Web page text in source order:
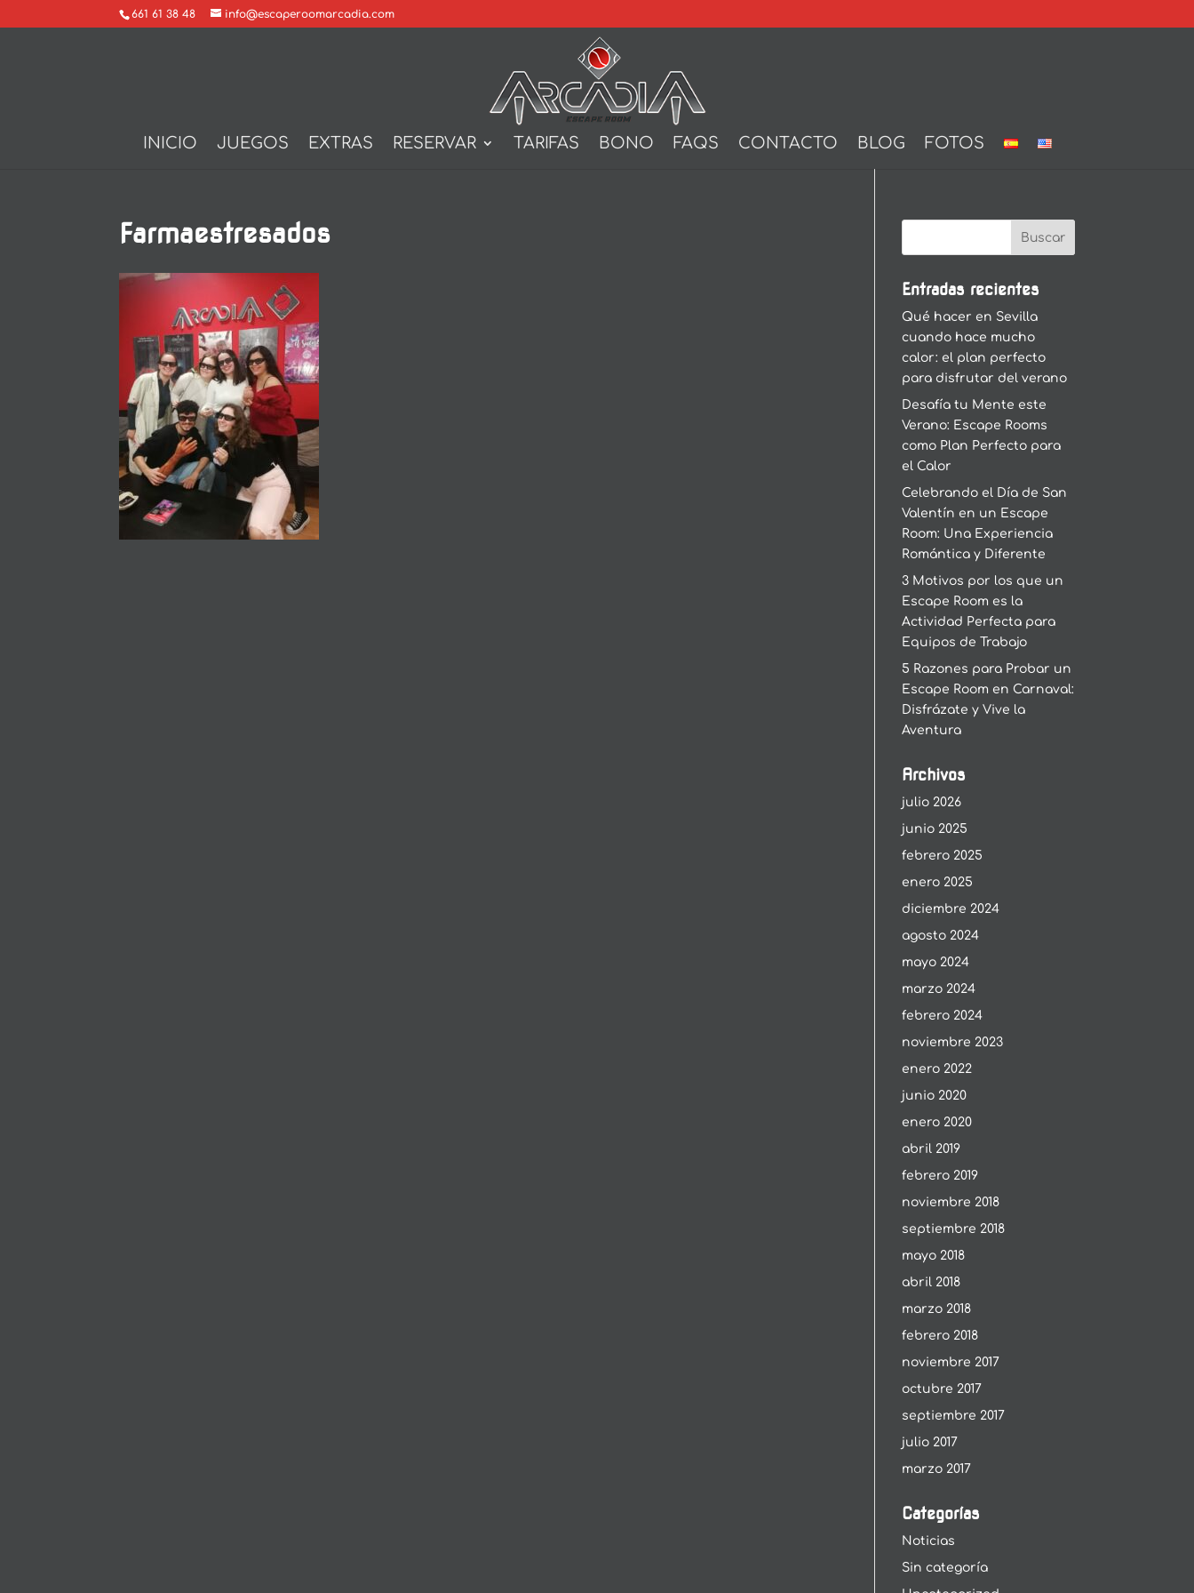
661 61 38 48 info@escaperoomarcadia.com
INICIO JUEGOS EXTRAS RESERVAR TARIFAS BONO FAQS CONTACTO BLOG FOTOS
Farmaestresados
Entradas recientes
Qué hacer en Sevilla
cuando hace mucho
calor: el plan perfecto
para disfrutar del verano
Desafía tu Mente este
Verano: Escape Rooms
como Plan Perfecto para
el Calor
Celebrando el Día de San
Valentín en un Escape
Room: Una Experiencia
Romántica y Diferente
3 Motivos por los que un
Escape Room es la
Actividad Perfecta para
Equipos de Trabajo
5 Razones para Probar un
Escape Room en Carnaval:
Disfrázate y Vive la
Aventura
Archivos
julio 2026
junio 2025
febrero 2025
enero 2025
diciembre 2024
agosto 2024
mayo 2024
marzo 2024
febrero 2024
noviembre 2023
enero 2022
junio 2020
enero 2020
abril 2019
febrero 2019
noviembre 2018
septiembre 2018
mayo 2018
abril 2018
marzo 2018
febrero 2018
noviembre 2017
octubre 2017
septiembre 2017
julio 2017
marzo 2017
Categorías
Noticias
Sin categoría